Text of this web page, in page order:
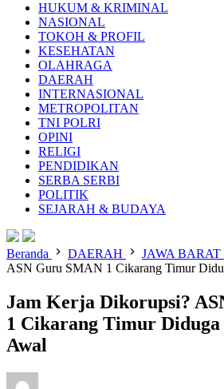
HUKUM & KRIMINAL
NASIONAL
TOKOH & PROFIL
KESEHATAN
OLAHRAGA
DAERAH
INTERNASIONAL
METROPOLITAN
TNI POLRI
OPINI
RELIGI
PENDIDIKAN
SERBA SERBI
POLITIK
SEJARAH & BUDAYA
Beranda DAERAH JAWA BARAT
ASN Guru SMAN 1 Cikarang Timur
Jam Kerja Dikorupsi?
1 Cikarang Timur
Awal